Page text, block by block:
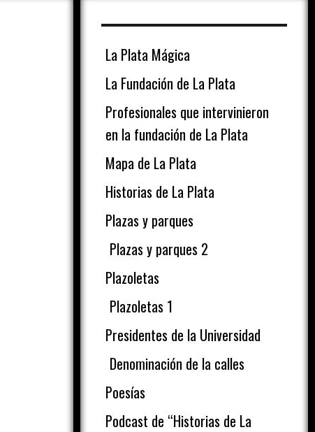
La Plata Mágica
La Fundación de La Plata
Profesionales que intervinieron
en la fundación de La Plata
Mapa de La Plata
Historias de La Plata
Plazas y parques
Plazas y parques 2
Plazoletas
Plazoletas 1
Presidentes de la Universidad
Denominación de la calles
Poesías
Podcast de “Historias de La